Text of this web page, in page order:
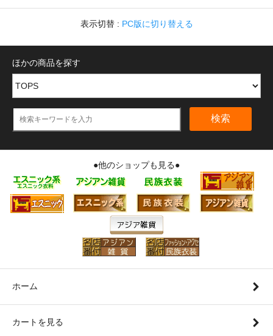
表示切替 : PC版に切り替える
ほかの商品を探す
検索
●他のショップも見る●
ホーム
カートを見る